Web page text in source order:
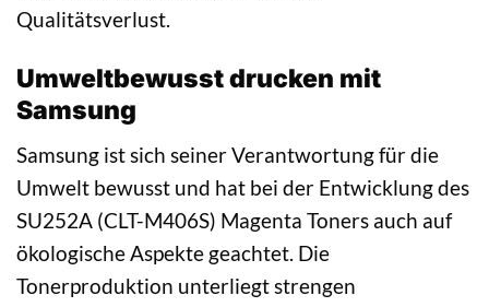
Qualitätsverlust.
Umweltbewusst drucken mit
Samsung
Samsung ist sich seiner Verantwortung für die
Umwelt bewusst und hat bei der Entwicklung des
SU252A (CLT-M406S) Magenta Toners auch auf
ökologische Aspekte geachtet. Die
Tonerproduktion unterliegt strengen